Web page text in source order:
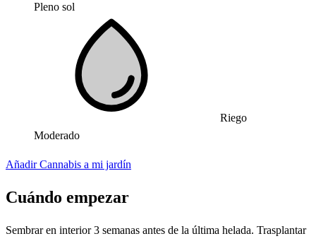
Pleno sol
Riego
Moderado
Añadir Cannabis a mi jardín
Cuándo empezar
Sembrar en interior 3 semanas antes de la última helada. Trasplantar